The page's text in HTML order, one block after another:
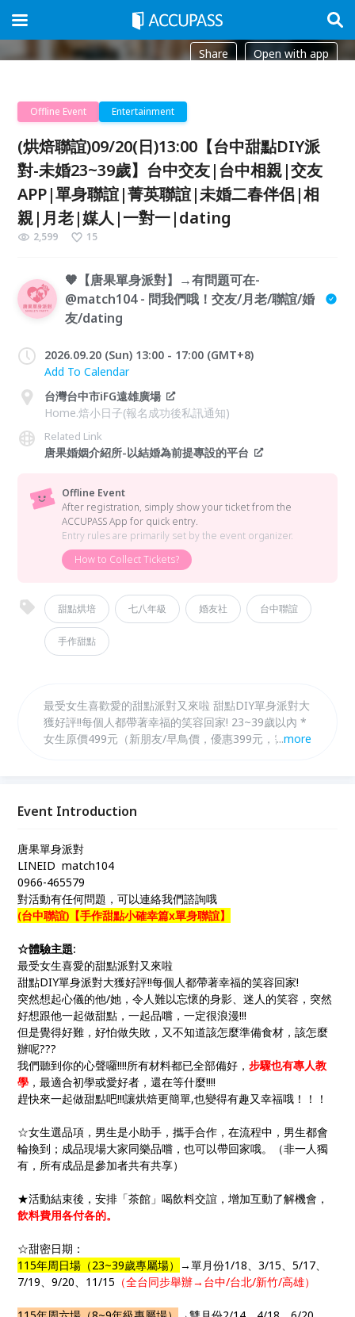
Share Open with app
Offline Event Entertainment
(烘焙聯誼)09/20(日)13:00【台中甜點DIY派
對-未婚23~39歲】台中交友|台中相親|交友
APP|單身聯誼|菁英聯誼|未婚二春伴侶|相
親|月老|媒人|一對一|dating
2,599 15
🧡【唐果單身派對】→有問題可在-
@match104 - 問我們哦！交友/月老/聯誼/婚
友/dating
2026.09.20 (Sun) 13:00 - 17:00 (GMT+8)
Add To Calendar
台灣台中市iFG遠雄廣場
Home.焙小日子(報名成功後私訊通知)
Related Link
唐果婚姻介紹所-以結婚為前提專設的平台
Offline Event
After registration, simply show your ticket from the
ACCUPASS App for quick entry.
Entry rules are primarily set by the event organizer.
How to Collect Tickets?
甜點烘培 七八年級 婚友社 台中聯誼
手作甜點
最受女生喜歡愛的甜點派對又來啦 甜點DIY單身派對大
獲好評!!每個人都帶著幸福的笑容回家! 23~39歲以內 *
女生原價499元（新朋友/早鳥價，優惠399元，需於活
...more
Event Introduction
唐果單身派對
LINEID match104
0966-465579
對活動有任何問題，可以連絡我們諮詢哦
(台中聯誼)【手作甜點小確幸篇x單身聯誼】
☆體驗主題:
最受女生喜愛的甜點派對又來啦
甜點DIY單身派對大獲好評!!每個人都帶著幸福的笑容回家!
突然想起心儀的他/她，令人難以忘懷的身影、迷人的笑容，突然
好想跟他一起做甜點，一起品嚐，一定很浪漫!!!
但是覺得好難，好怕做失敗，又不知道該怎麼準備食材，該怎麼
辦呢???
我們聽到你的心聲囉!!!!所有材料都已全部備好，步驟也有專人教
學 ，最適合初學或愛好者，還在等什麼!!!!
趕快來一起做甜點吧!!!讓烘焙更簡單,也變得有趣又幸福哦！！！
☆女生選品項，男生是小助手，攜手合作，在流程中，男生都會
輪換到；成品現場大家同樂品嚐，也可以帶回家哦。（非一人獨
有，所有成品是參加者共有共享）
★活動結束後，安排「茶館」喝飲料交誼，增加互動了解機會，
飲料費用各付各的。
☆甜密日期：
115年周日場（23~39歲專屬場） →單月份1/18、3/15、5/17、
7/19、9/20、11/15 （全台同步舉辦→台中/台北/新竹/高雄）